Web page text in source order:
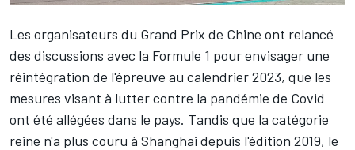
Les organisateurs du Grand Prix de Chine ont relancé
des discussions avec la Formule 1 pour envisager une
réintégration de l'épreuve au calendrier 2023, que les
mesures visant à lutter contre la pandémie de Covid
ont été allégées dans le pays. Tandis que la catégorie
reine n'a plus couru à Shanghai depuis l'édition 2019, le